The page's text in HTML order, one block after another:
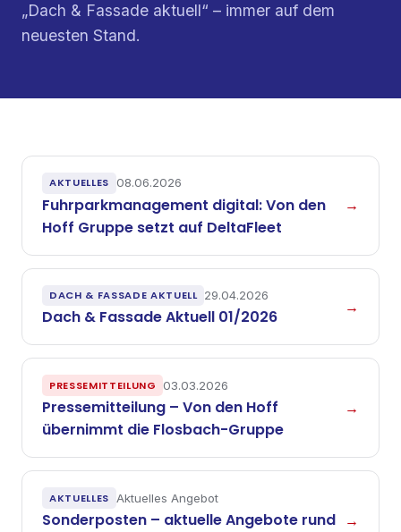
„Dach & Fassade aktuell“ – immer auf dem
neuesten Stand.
AKTUELLES 08.06.2026
Fuhrparkmanagement digital: Von den
Hoff Gruppe setzt auf DeltaFleet
→
DACH & FASSADE AKTUELL 29.04.2026
Dach & Fassade Aktuell 01/2026
→
PRESSEMITTEILUNG 03.03.2026
Pressemitteilung – Von den Hoff
übernimmt die Flosbach-Gruppe
→
AKTUELLES Aktuelles Angebot
Sonderposten – aktuelle Angebote rund
→